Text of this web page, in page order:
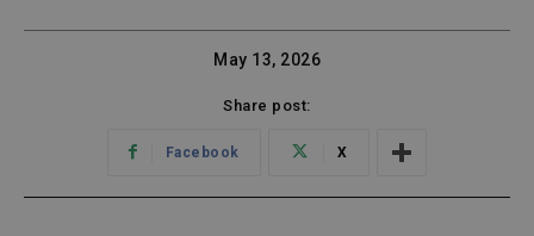
May 13, 2026
Share post:
Facebook X